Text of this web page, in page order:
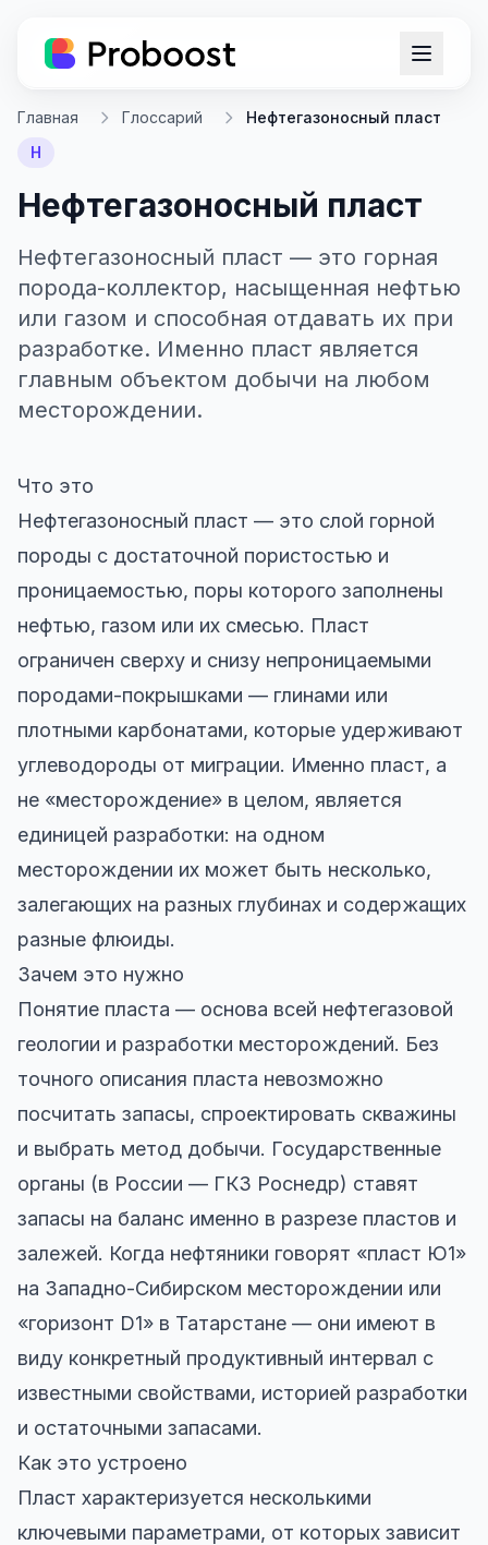
Главная Глоссарий
Нефтегазоносный пласт
Н
Нефтегазоносный пласт
Нефтегазоносный пласт — это горная
порода-коллектор, насыщенная нефтью
или газом и способная отдавать их при
разработке. Именно пласт является
главным объектом добычи на любом
месторождении.
Что это
Нефтегазоносный пласт — это слой горной
породы с достаточной пористостью и
проницаемостью, поры которого заполнены
нефтью, газом или их смесью. Пласт
ограничен сверху и снизу непроницаемыми
породами-покрышками — глинами или
плотными карбонатами, которые удерживают
углеводороды от миграции. Именно пласт, а
не «месторождение» в целом, является
единицей разработки: на одном
месторождении их может быть несколько,
залегающих на разных глубинах и содержащих
разные флюиды.
Зачем это нужно
Понятие пласта — основа всей нефтегазовой
геологии и разработки месторождений. Без
точного описания пласта невозможно
посчитать запасы, спроектировать скважины
и выбрать метод добычи. Государственные
органы (в России — ГКЗ Роснедр) ставят
запасы на баланс именно в разрезе пластов и
залежей. Когда нефтяники говорят «пласт Ю1»
на Западно-Сибирском месторождении или
«горизонт D1» в Татарстане — они имеют в
виду конкретный продуктивный интервал с
известными свойствами, историей разработки
и остаточными запасами.
Как это устроено
Пласт характеризуется несколькими
ключевыми параметрами, от которых зависит